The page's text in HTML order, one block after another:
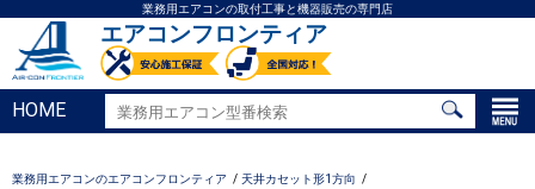
業務用エアコンの取付工事と機器販売の専門店
エアコンフロンティア
HOME
業務用エアコンのエアコンフロンティア
天井カセット形1方向